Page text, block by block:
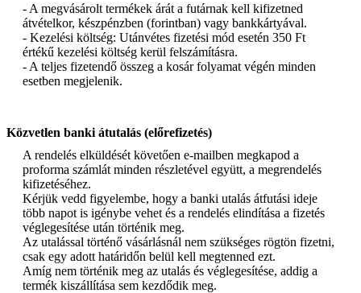
- A megvásárolt termékek árát a futárnak kell kifizetned
átvételkor, készpénzben (forintban) vagy bankkártyával.
- Kezelési költség: Utánvétes fizetési mód esetén 350 Ft
értékű kezelési költség kerül felszámításra.
- A teljes fizetendő összeg a kosár folyamat végén minden
esetben megjelenik.
Közvetlen banki átutalás (előrefizetés)
A rendelés elküldését követően e-mailben megkapod a
proforma számlát minden részletével együtt, a megrendelés
kifizetéséhez.
Kérjük vedd figyelembe, hogy a banki utalás átfutási ideje
több napot is igénybe vehet és a rendelés elindítása a fizetés
véglegesítése után történik meg.
Az utalással történő vásárlásnál nem szükséges rögtön fizetni,
csak egy adott határidőn belül kell megtenned ezt.
Amíg nem történik meg az utalás és véglegesítése, addig a
termék kiszállítása sem kezdődik meg.